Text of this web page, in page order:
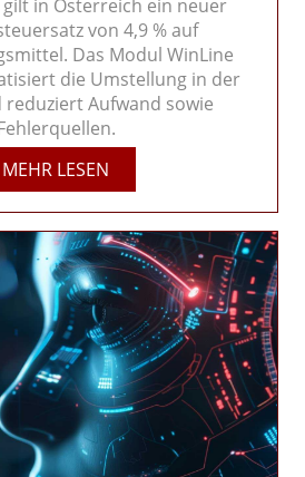
gilt in Österreich ein neuer
von 4,9 % auf
Das Modul WinLine
die Umstellung in der
reduziert Aufwand sowie
MEHR LESEN